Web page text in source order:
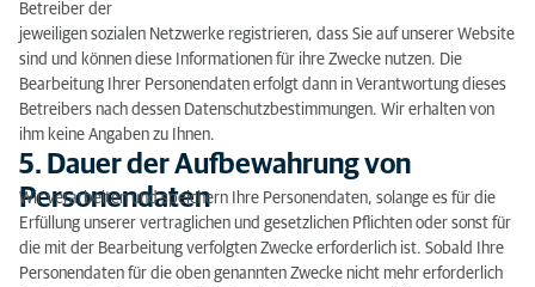
Betreiber der
jeweiligen sozialen Netzwerke registrieren, dass Sie auf unserer Website
sind und können diese Informationen für ihre Zwecke nutzen. Die
Bearbeitung Ihrer Personendaten erfolgt dann in Verantwortung dieses
Betreibers nach dessen Datenschutzbestimmungen. Wir erhalten von
ihm keine Angaben zu Ihnen.
5. Dauer der Aufbewahrung von
Personendaten
Wir verarbeiten und speichern Ihre Personendaten, solange es für die
Erfüllung unserer vertraglichen und gesetzlichen Pflichten oder sonst für
die mit der Bearbeitung verfolgten Zwecke erforderlich ist. Sobald Ihre
Personendaten für die oben genannten Zwecke nicht mehr erforderlich